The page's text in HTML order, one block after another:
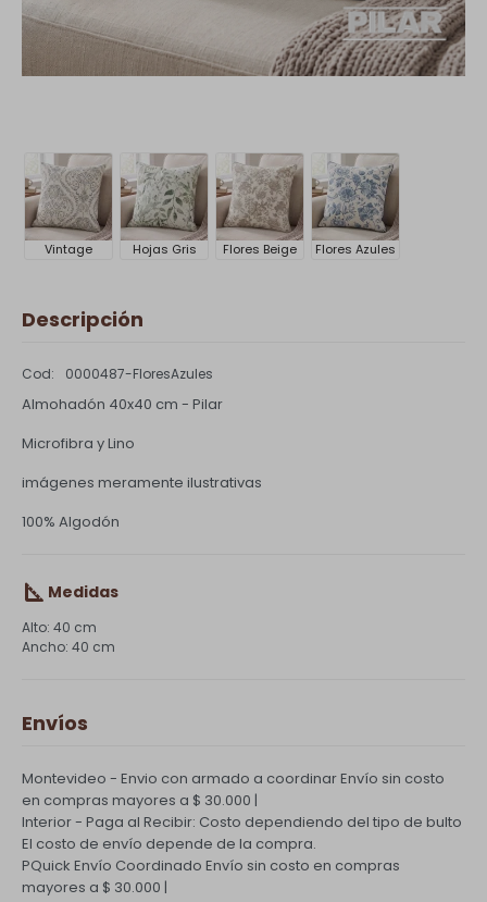
Vintage Hojas Gris Flores Beige Flores Azules
Descripción
0000487-FloresAzules
Almohadón 40x40 cm - Pilar
Microfibra y Lino
imágenes meramente ilustrativas
100% Algodón
Medidas
40 cm
40 cm
Envíos
Montevideo - Envio con armado a coordinarEnvío sin costo
en compras mayores a $ 30.000 |
Interior - Paga al Recibir: Costo dependiendo del tipo de bulto
El costo de envío depende de la compra.
PQuick Envío Coordinado Envío sin costo en compras
mayores a $ 30.000 |